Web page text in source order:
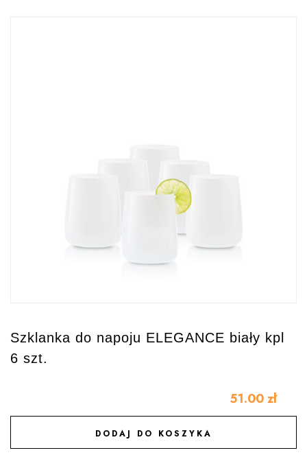
Szklanka do napoju ELEGANCE biały kpl
6 szt.
51.00 zł
DODAJ DO KOSZYKA
DODAJ DO ULUBIONYCH